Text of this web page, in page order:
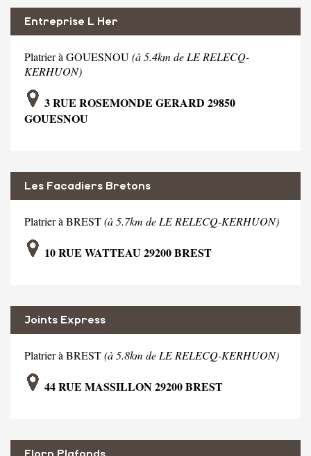
Entreprise L Her
Platrier à GOUESNOU(à 5.4km de LE RELECQ-
KERHUON)
3 RUE ROSEMONDE GERARD 29850
GOUESNOU
Les Facadiers Bretons
Platrier à BREST(à 5.7km de LE RELECQ-KERHUON)
10 RUE WATTEAU 29200 BREST
Joints Express
Platrier à BREST(à 5.8km de LE RELECQ-KERHUON)
44 RUE MASSILLON 29200 BREST